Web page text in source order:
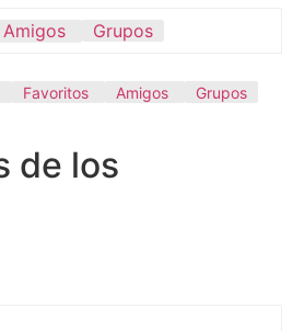
Amigos Grupos
Favoritos Amigos Grupos
de los